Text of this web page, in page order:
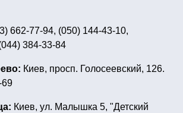
стиле
на halloween
байкеров
купить киев
вечеринки
супергероев
662-77-94, (050) 144-43-10,
384-33-84
Киев, просп. Голосеевский, 126.
69
Киев, ул. Малышка 5, "Детский